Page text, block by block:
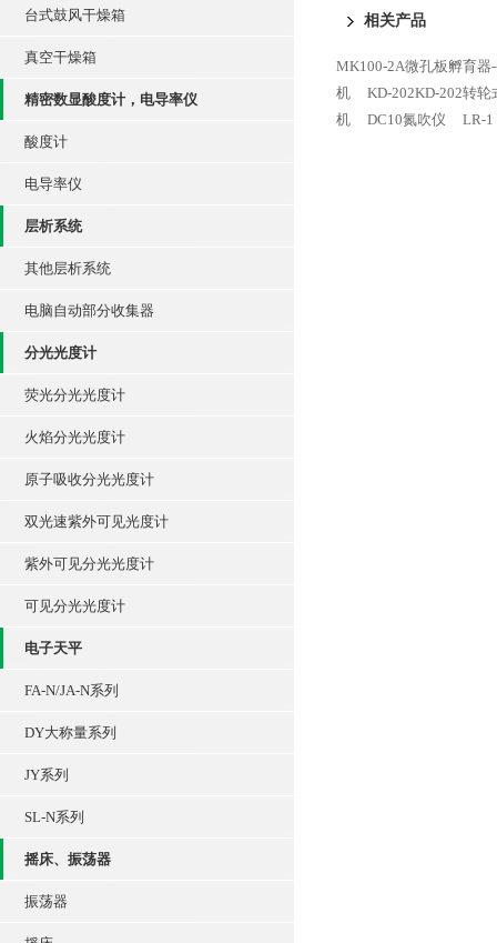
台式鼓风干燥箱
真空干燥箱
精密数显酸度计，电导率仪
酸度计
电导率仪
层析系统
其他层析系统
电脑自动部分收集器
分光光度计
荧光分光光度计
火焰分光光度计
原子吸收分光光度计
双光速紫外可见光度计
紫外可见分光光度计
可见分光光度计
电子天平
FA-N/JA-N系列
DY大称量系列
JY系列
SL-N系列
摇床、振荡器
振荡器
相关产品
MK100-2A微孔板孵育器
机
KD-202KD-202转轮
机
DC10氮吹仪 LR-1